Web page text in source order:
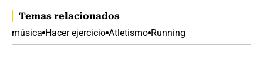
Temas relacionados
música Hacer ejercicio Atletismo Running